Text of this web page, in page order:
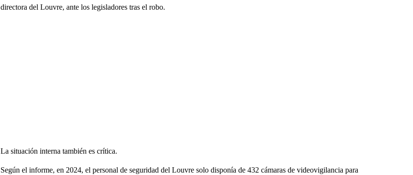
directora del Louvre, ante los legisladores tras el robo.
La situación interna también es crítica.
Según el informe, en 2024, el personal de seguridad del Louvre solo disponía de 432 cámaras de videovigilancia para